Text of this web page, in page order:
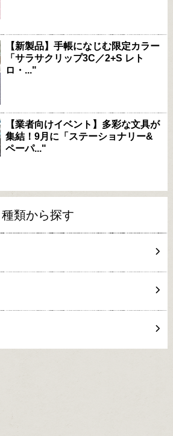
【新製品】手帳になじむ限定カラー
「サラサクリップ3C／2+S レト
ロ・..."
【業者向けイベント】多彩な文具が
集結！9月に「ステーショナリー&
ペーパ..."
種類から探す